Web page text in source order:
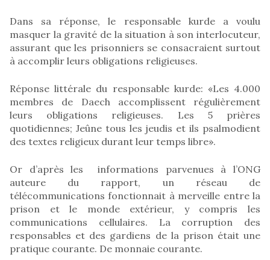
Dans sa réponse, le responsable kurde a voulu
masquer la gravité de la situation à son interlocuteur,
assurant que les prisonniers se consacraient surtout
à accomplir leurs obligations religieuses.
Réponse littérale du responsable kurde: «Les 4.000
membres de Daech accomplissent régulièrement
leurs obligations religieuses. Les 5 prières
quotidiennes; Jeûne tous les jeudis et ils psalmodient
des textes religieux durant leur temps libre».
Or d’après les informations parvenues à l’ONG
auteure du rapport, un réseau de
télécommunications fonctionnait à merveille entre la
prison et le monde extérieur, y compris les
communications cellulaires. La corruption des
responsables et des gardiens de la prison était une
pratique courante. De monnaie courante.